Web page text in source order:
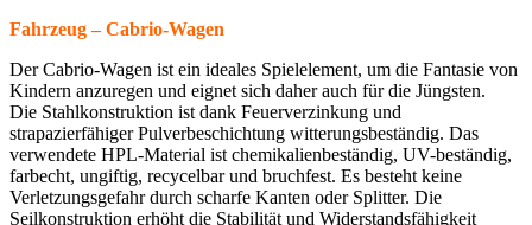
Fahrzeug – Cabrio-Wagen
Der Cabrio-Wagen ist ein ideales Spielelement, um die Fantasie von
Kindern anzuregen und eignet sich daher auch für die Jüngsten.
Die Stahlkonstruktion ist dank Feuerverzinkung und
strapazierfähiger Pulverbeschichtung witterungsbeständig. Das
verwendete HPL-Material ist chemikalienbeständig, UV-beständig,
farbecht, ungiftig, recycelbar und bruchfest. Es besteht keine
Verletzungsgefahr durch scharfe Kanten oder Splitter. Die
Seilkonstruktion erhöht die Stabilität und Widerstandsfähigkeit